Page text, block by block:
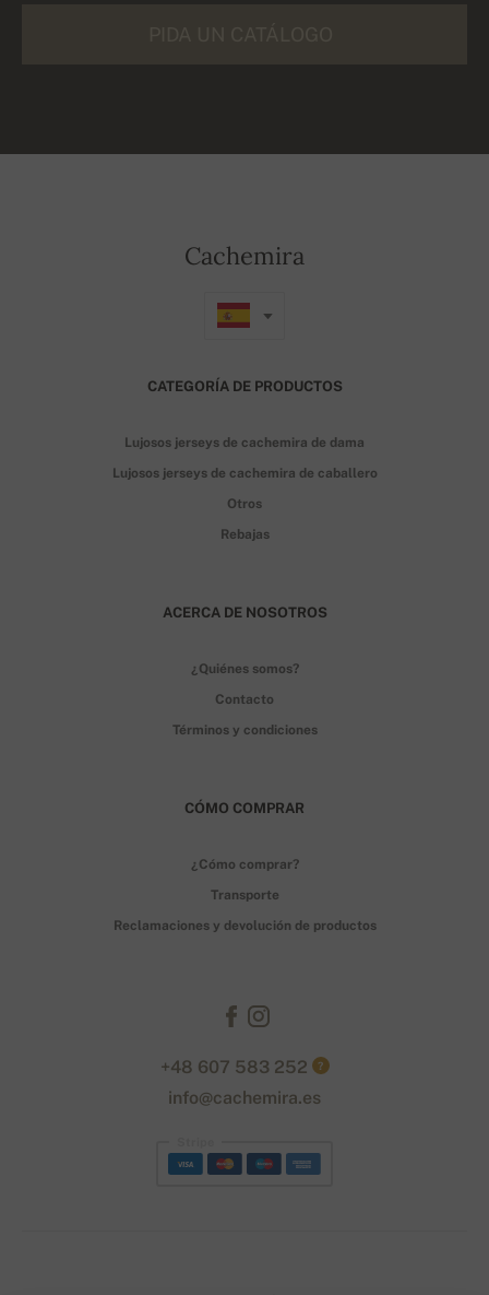
Cachemira
CATEGORÍA DE PRODUCTOS
Lujosos jerseys de cachemira de dama
Lujosos jerseys de cachemira de caballero
Otros
Rebajas
ACERCA DE NOSOTROS
¿Quiénes somos?
Contacto
Términos y condiciones
CÓMO COMPRAR
¿Cómo comprar?
Transporte
Reclamaciones y devolución de productos
+48 607 583 252 ?
info@cachemira.es